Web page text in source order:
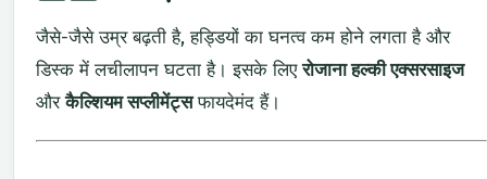
जैसे-जैसेउम्रबढ़तीहै,हड्डियोंकाघनत्वकमहोनेलगताहैऔर
डिस्कमेंलचीलापनघटताहै।इसकेलिएरोजानाहल्कीएक्सरसाइज
औरकैल्शियमसप्लीमेंट्स फायदेमंदहैं।